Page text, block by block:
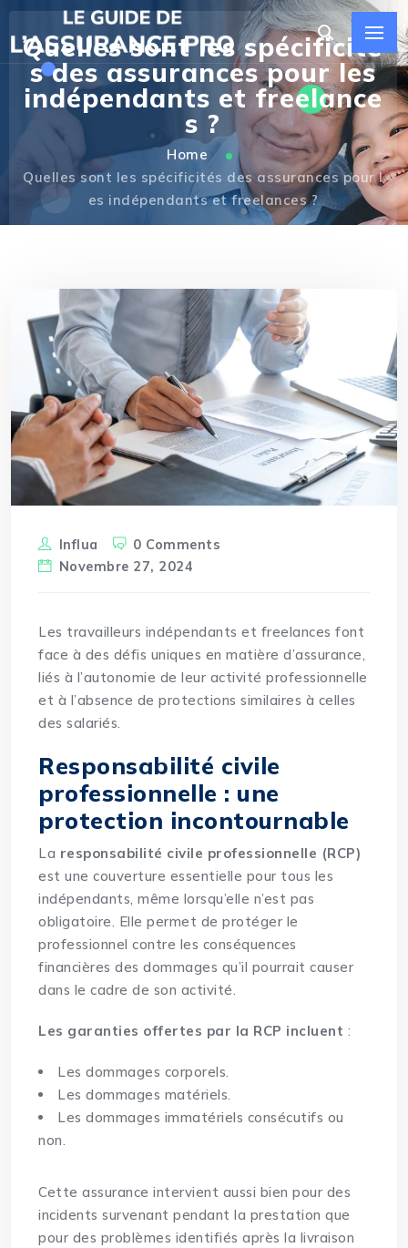
Quelles sont les spécificité
s des assurances pour les
indépendants et freelance
s ?
Home
Quelles sont les spécificités des assurances pour l
es indépendants et freelances ?
Influa
0 Comments
Novembre 27, 2024
Les travailleurs indépendants et freelances font
face à des défis uniques en matière d’assurance,
liés à l’autonomie de leur activité professionnelle
et à l’absence de protections similaires à celles
des salariés.
Responsabilité civile
professionnelle : une
protection incontournable
La responsabilité civile professionnelle (RCP)
est une couverture essentielle pour tous les
indépendants, même lorsqu’elle n’est pas
obligatoire. Elle permet de protéger le
professionnel contre les conséquences
financières des dommages qu’il pourrait causer
dans le cadre de son activité.
Les garanties offertes par la RCP incluent :
Les dommages corporels.
Les dommages matériels.
Les dommages immatériels consécutifs ou
non.
Cette assurance intervient aussi bien pour des
incidents survenant pendant la prestation que
pour des problèmes identifiés après la livraison